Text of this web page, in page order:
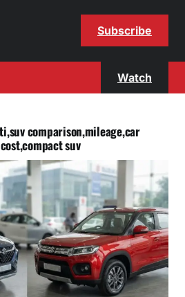
Subscribe
Watch
comparison,mileage,car
suv